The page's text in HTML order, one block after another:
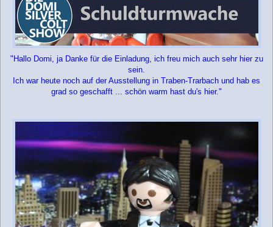
"Hallo Domi, ja Danke für die Einladung, ich freu mich auch sehr hier zu
sein.
Ich war heute noch auf der Ausstellung in Traben-Trarbach und hab es
grad so geschafft ... schön warm hast du's hier."